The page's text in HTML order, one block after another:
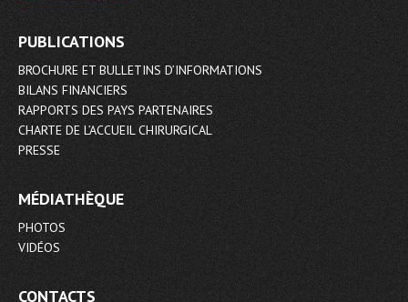
PUBLICATIONS
BROCHURE ET BULLETINS D’INFORMATIONS
BILANS FINANCIERS
RAPPORTS DES PAYS PARTENAIRES
CHARTE DE L’ACCUEIL CHIRURGICAL
PRESSE
MÉDIATHÈQUE
PHOTOS
VIDÉOS
CONTACTS